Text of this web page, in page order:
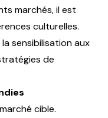
marchés, il est
culturelles.
sensibilisation aux
de
cible.